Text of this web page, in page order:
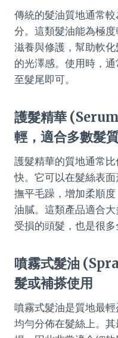
傳統的髮油質地通常
分。這類髮油能為極
滋養與修護，幫助軟
的光澤感。使用時，
至髮尾即可。
護髮精華
輕，適合多數髮
護髮精華的質地通常
快。它可以在髮絲表
撫平毛躁，增加柔順
油膩。這類產品適合
受損的頭髮，也是很多
噴霧式髮油
髮或補搽使用
噴霧式髮油是質地最
均勻分佈在髮絲上。